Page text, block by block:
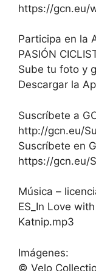
https://gcn.eu/
Participa en la
PASIÓN
Sube tu foto y
Descargar la
Suscríbete a
http://gcn.eu/
Suscríbete en
https://gcn.eu/
Música –
ES_In Love
Katnip.mp3
Imágenes:
© Velo